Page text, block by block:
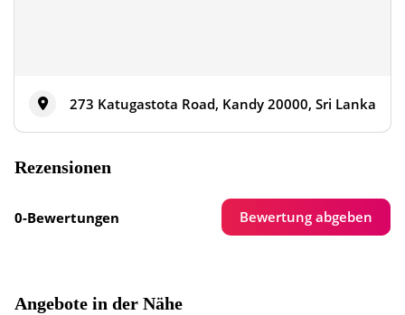
273 Katugastota Road, Kandy 20000, Sri Lanka
Rezensionen
0-Bewertungen Bewertung abgeben
Angebote in der Nähe